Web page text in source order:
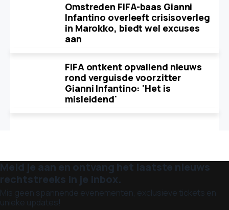
Omstreden FIFA-baas Gianni
Infantino overleeft crisisoverleg
in Marokko, biedt wel excuses
aan
FIFA ontkent opvallend nieuws
rond verguisde voorzitter
Gianni Infantino: 'Het is
misleidend'
Meld je aan en ontvang het laatste nieuws
rechtstreeks in je inbox.
Mis geen spannende evenementen, exclusieve tickets en
unieke updates!